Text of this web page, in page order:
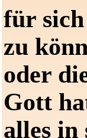
für
zu
oder
Gott
alles in